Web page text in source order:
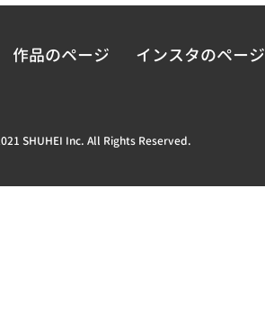
作品のページ インスタのページ
SHUHEI Inc. All Rights Reserved.